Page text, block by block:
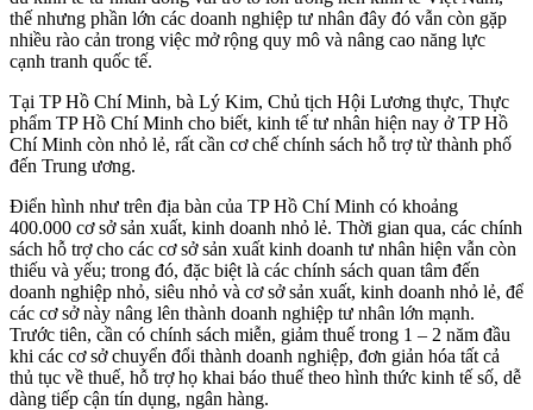
thế nhưng phần lớn các doanh nghiệp tư nhân đây đó vẫn còn gặp
nhiều rào cản trong việc mở rộng quy mô và nâng cao năng lực
cạnh tranh quốc tế.
Tại TP Hồ Chí Minh, bà Lý Kim, Chủ tịch Hội Lương thực, Thực
phẩm TP Hồ Chí Minh cho biết, kinh tế tư nhân hiện nay ở TP Hồ
Chí Minh còn nhỏ lẻ, rất cần cơ chế chính sách hỗ trợ từ thành phố
đến Trung ương.
Điển hình như trên địa bàn của TP Hồ Chí Minh có khoảng
400.000 cơ sở sản xuất, kinh doanh nhỏ lẻ. Thời gian qua, các chính
sách hỗ trợ cho các cơ sở sản xuất kinh doanh tư nhân hiện vẫn còn
thiếu và yếu; trong đó, đặc biệt là các chính sách quan tâm đến
doanh nghiệp nhỏ, siêu nhỏ và cơ sở sản xuất, kinh doanh nhỏ lẻ, để
các cơ sở này nâng lên thành doanh nghiệp tư nhân lớn mạnh.
Trước tiên, cần có chính sách miễn, giảm thuế trong 1 – 2 năm đầu
khi các cơ sở chuyển đổi thành doanh nghiệp, đơn giản hóa tất cả
thủ tục về thuế, hỗ trợ họ khai báo thuế theo hình thức kinh tế số, dễ
dàng tiếp cận tín dụng, ngân hàng.